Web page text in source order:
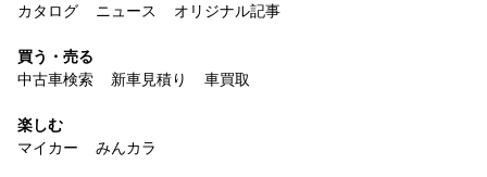
カタログ
ニュース オリジナル記事
買う・売る
中古車検索
新車見積り 車買取
楽しむ
マイカー
みんカラ